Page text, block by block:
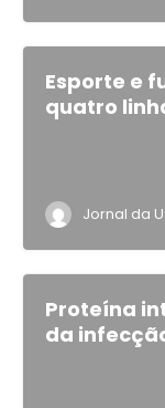
Esporte e
quatro
Jornal da
Proteína
da